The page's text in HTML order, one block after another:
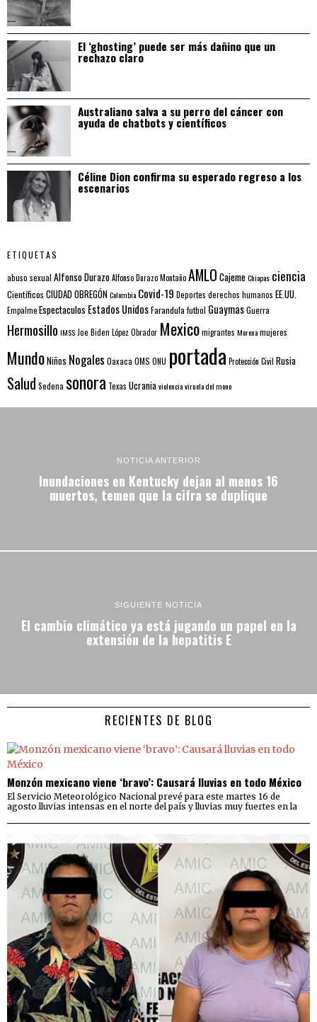
El ‘ghosting’ puede ser más dañino que un
rechazo claro
Australiano salva a su perro del cáncer con
ayuda de chatbots y científicos
Céline Dion confirma su esperado regreso a los
escenarios
ETIQUETAS
abuso sexual Alfonso DurazoAlfonso Durazo MontañoAMLO CajemeChiapas ciencia
Científicos CIUDAD OBREGÓNColombia Covid-19 Deportes derechos humanos EE.UU.
EmpalmeEspectaculos Estados UnidosFarandulafutbol GuaymasGuerra
Hermosillo IMSS Joe Biden López Obrador Mexicomigrantes Morenamujeres
MundoNiños Nogales Oaxaca OMS ONU portada Protección Civil Rusia
Salud Sedena sonora Texas Ucraniaviolenciaviruela del mono
NOTICIA ANTERIOR
Inundaciones en Kentucky dejan al menos 16
muertos, temen que la cifra se duplique
SIGUIENTE NOTICIA
El cambio climático ya está jugando un papel en la
extensión de la hepatitis E
RECIENTES DE BLOG
Monzón mexicano viene ‘bravo’: Causará lluvias en todo México
El Servicio Meteorológico Nacional prevé para este martes 16 de
agosto lluvias intensas en el norte del país y lluvias muy fuertes en la